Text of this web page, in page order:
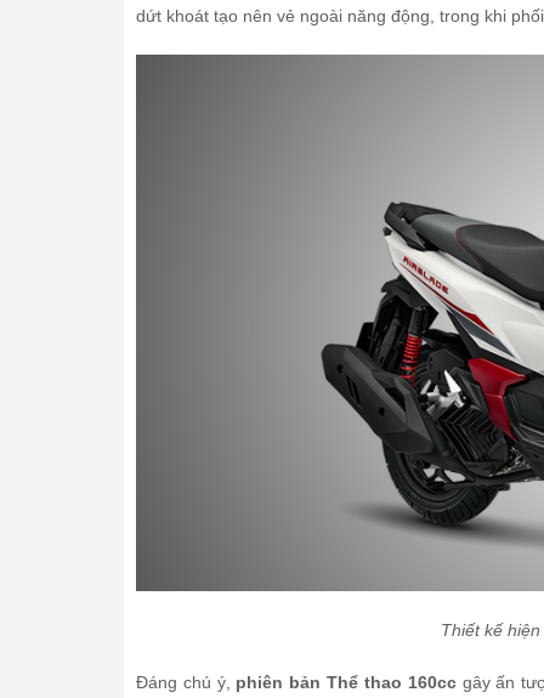
dứt khoát tạo nên vẻ ngoài năng động, trong khi
Thiết kế
Đáng chú ý, phiên bản Thể thao 160ccgây ấn